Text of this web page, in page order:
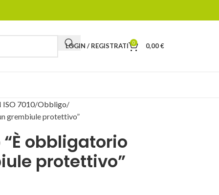
LOGIN / REGISTRATI 0 0,00€
ISO 7010 Obbligo
grembiule protettivo”
obbligatorio
protettivo”